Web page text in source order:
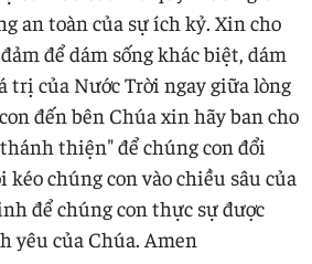
an toàn của sự ích kỷ. Xin cho
để dám sống khác biệt, dám
trị của Nước Trời ngay giữa lòng
đến bên Chúa xin hãy ban cho
thiện" để chúng con đổi
chúng con vào chiều sâu của
để chúng con thực sự được
yêu của Chúa. Amen